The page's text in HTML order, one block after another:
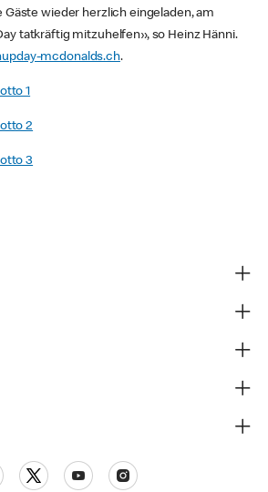
Gäste wieder herzlich eingeladen, am
tatkräftig mitzuhelfen», so Heinz Hänni.
mcdonalds.ch.
1
2
3